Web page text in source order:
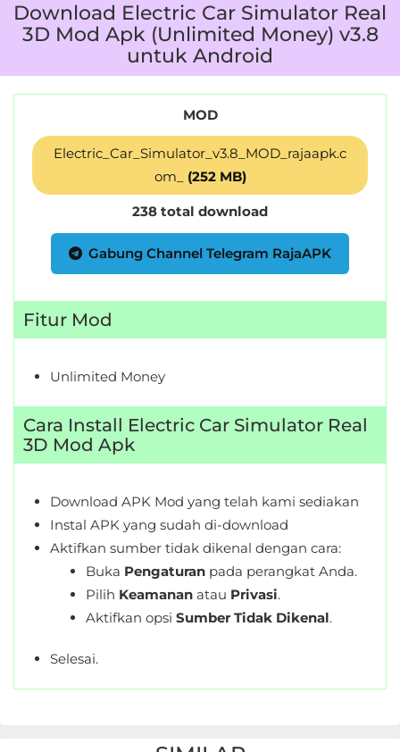
Download Electric Car Simulator Real
3D Mod Apk (Unlimited Money) v3.8
untuk Android
MOD
Electric_Car_Simulator_v3.8_MOD_rajaapk.c
om_ (252 MB)
238 total download
Gabung Channel Telegram RajaAPK
Fitur Mod
Unlimited Money
Cara Install Electric Car Simulator Real
3D Mod Apk
Download APK Mod yang telah kami sediakan
Instal APK yang sudah di-download
Aktifkan sumber tidak dikenal dengan cara:
Buka Pengaturan pada perangkat Anda.
Pilih Keamanan atau Privasi.
Aktifkan opsi Sumber Tidak Dikenal.
Selesai.